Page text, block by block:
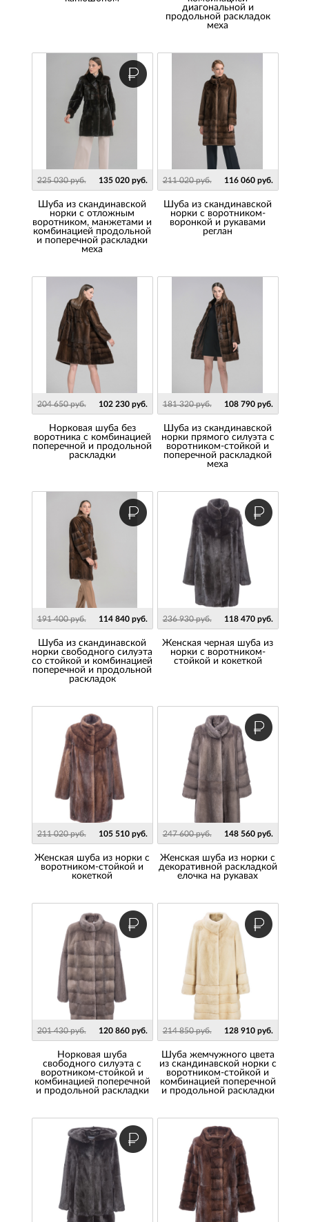
диагональной и
продольной раскладок
меха
225 030 руб. 135 020 руб.
Шуба из скандинавской
норки с отложным
воротником, манжетами и
комбинацией продольной
и поперечной раскладки
меха
211 020 руб. 116 060 руб.
Шуба из скандинавской
норки с воротником-
воронкой и рукавами
реглан
204 650 руб. 102 230 руб.
Норковая шуба без
воротника с комбинацией
поперечной и продольной
раскладки
181 320 руб. 108 790 руб.
шуба из скандинавской
норки прямого силуэта с
воротником-стойкой и
поперечной раскладкой
меха
191 400 руб. 114 840 руб.
Шуба из скандинавской
норки свободного силуэта
со стойкой и комбинацией
поперечной и продольной
раскладок
236 930 руб. 118 470 руб.
Женская черная шуба из
норки с воротником-
стойкой и кокеткой
211 020 руб. 105 510 руб.
Женская шуба из норки с
воротником-стойкой и
кокеткой
247 600 руб. 148 560 руб.
Женская шуба из норки с
декоративной раскладкой
елочка на рукавах
201 430 руб. 120 860 руб.
Норковая шуба
свободного силуэта с
воротником-стойкой и
комбинацией поперечной
и продольной раскладки
214 850 руб. 128 910 руб.
Шуба жемчужного цвета
из скандинавской норки с
воротником-стойкой и
комбинацией поперечной
и продольной раскладки